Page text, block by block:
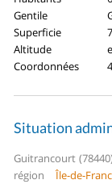
Gentile
Superficie
Altitude
Coordonnées
Situation
Guitrancourt
régionÎle-de-